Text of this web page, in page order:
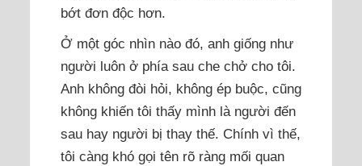
bớt đơn độc hơn.
Ở một góc nhìn nào đó, anh giống như
người luôn ở phía sau che chở cho tôi.
Anh không đòi hỏi, không ép buộc, cũng
không khiến tôi thấy mình là người đến
sau hay người bị thay thế. Chính vì thế,
tôi càng khó gọi tên rõ ràng mối quan